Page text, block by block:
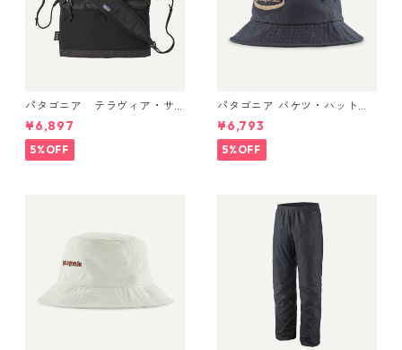
パタゴニア テラヴィア・サ
コッシュ 3L (カラー Black)
Patagonia Terravia Sacoche
Bag 3L 日本正規品 製品番号
48835
¥6,897
5%OFF
パタゴニア バケツ・ハット 3
3595 ’95 Oval Logo: Smold
er Blue
¥6,793
5%OFF